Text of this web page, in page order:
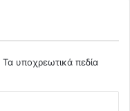
Τα υποχρεωτικά πεδία